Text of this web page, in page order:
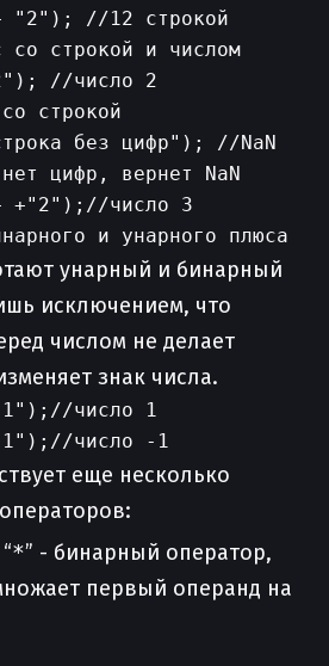
"2"); //12 строкой
со строкой и числом
//число 2
строкой
без цифр"); //NaN
цифр, вернет NaN
+"2");//число 3
унарный и бинарный
исключением, что
числом не делает
знак числа.
число 1
еще несколько
*” - бинарный оператор,
первый операнд на